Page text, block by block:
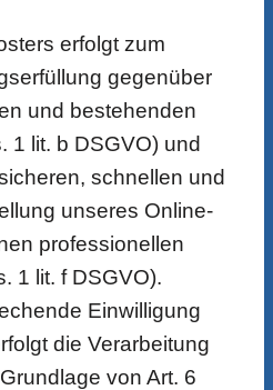
erfolgt zum
gegenüber
und bestehenden
1 lit. b DSGVO) und
schnellen und
unseres Online-
professionellen
1 lit. f DSGVO).
Einwilligung
die Verarbeitung
von Art. 6